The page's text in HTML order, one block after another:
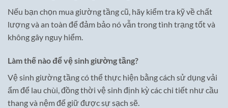
Nếu bạn chọn mua giường tầng cũ, hãy kiểm tra kỹ về chất
lượng và an toàn để đảm bảo nó vẫn trong tình trạng tốt và
không gây nguy hiểm.
Làm thế nào để vệ sinh giường tầng?
Vệ sinh giường tầng có thể thực hiện bằng cách sử dụng vải
ẩm để lau chùi, đồng thời vệ sinh định kỳ các chi tiết như cầu
thang và nệm để giữ được sự sạch sẽ.